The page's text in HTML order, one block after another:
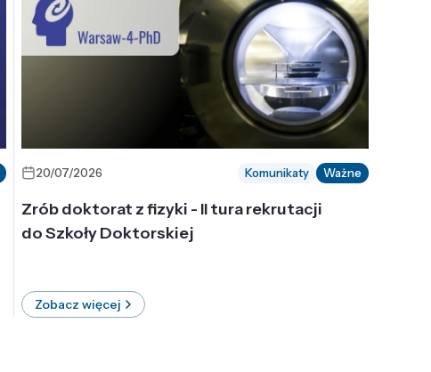
20/07/2026 Komunikaty Ważne
Zrób doktorat z fizyki - II tura rekrutacji
do Szkoły Doktorskiej
Zobacz więcej